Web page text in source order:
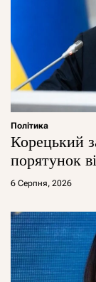
Політика
Корецький
порятунок
6 Серпня, 2026